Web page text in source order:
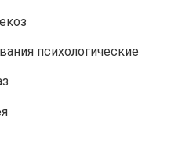
психологические